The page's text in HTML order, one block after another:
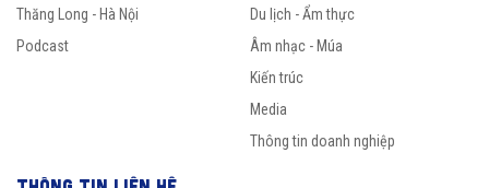
Thăng Long - Hà Nội
Podcast
Du lịch - Ẩm thực
Âm nhạc - Múa
Kiến trúc
Media
Thông tin doanh nghiệp